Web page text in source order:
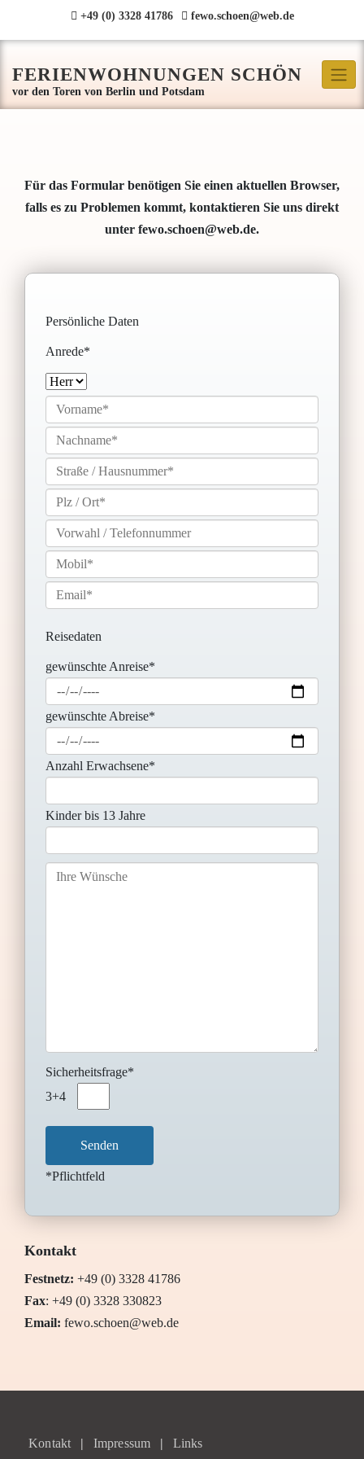
+49 (0) 3328 41786 fewo.schoen@web.de
FERIENWOHNUNGEN SCHÖN
Für das Formular benötigen Sie einen aktuellen Browser,
falls es zu Problemen kommt, kontaktieren Sie uns direkt
unter fewo.schoen@web.de.
Persönliche Daten
Anrede*
Reisedaten
gewünschte Anreise*
gewünschte Abreise*
Anzahl Erwachsene*
Kinder bis 13 Jahre
Sicherheitsfrage*
3+4
*Pflichtfeld
Kontakt
Festnetz: +49 (0) 3328 41786
Fax: +49 (0) 3328 330823
Email: fewo.schoen@web.de
Kontakt Impressum Links